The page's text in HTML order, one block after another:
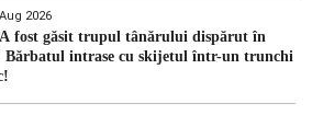
2026
A fost găsit trupul tânărului dispărut în
Bărbatul intrase cu skijetul într-un trunchi